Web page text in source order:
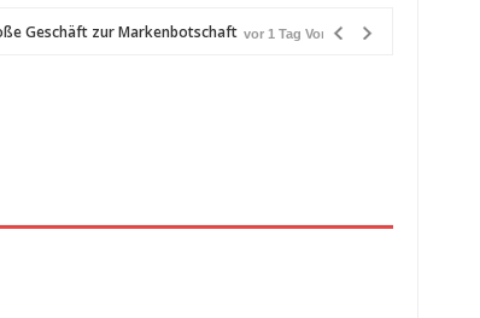
Geschäft zur Markenbotschaft vor 1 Tag Vorher